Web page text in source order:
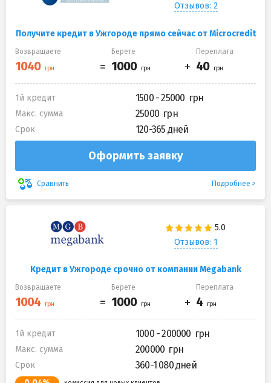
Отзывов: 2
Получите кредит в Ужгороде прямо сейчас от Microcredit
Возвращаете Берете Переплата
1й кредит 1500 - 25000
Макс. сумма 25000
Срок 120-365 дней
Оформить заявку
Сравнить Подробнее
Отзывов: 1
Кредит в Ужгороде срочно от компании Megabank
Возвращаете Берете Переплата
1й кредит 1000 - 200000
Макс. сумма 200000
Срок 360-1 080 дней